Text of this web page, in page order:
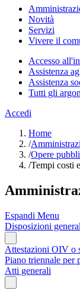
Novità
Servizi
Vivere il
Accesso
Assistenza
Assistenza
Tutti gli
Accedi
Home
/
/Opere
/Tempi costi
Espandi Menu
Disposizioni
Attestazioni OIV o
Piano triennale per
Atti generali